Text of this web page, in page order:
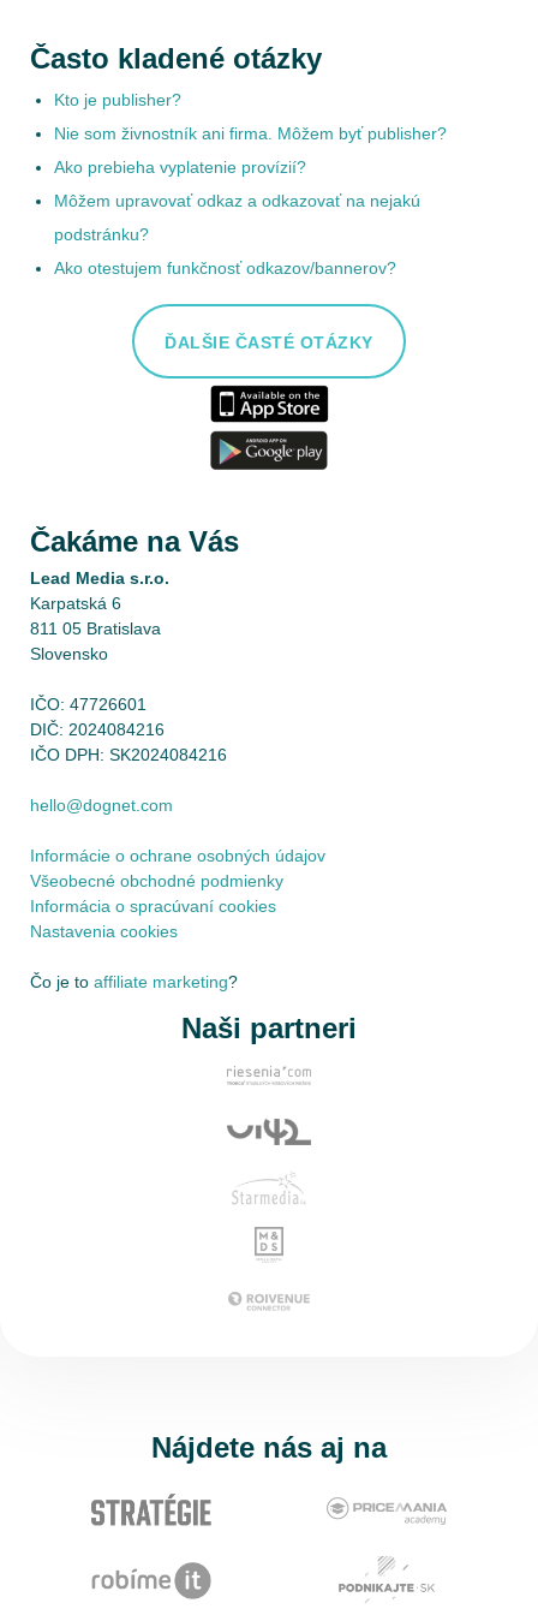
Často kladené otázky
Kto je publisher?
Nie som živnostník ani firma. Môžem byť publisher?
Ako prebieha vyplatenie provízií?
Môžem upravovať odkaz a odkazovať na nejakú
podstránku?
Ako otestujem funkčnosť odkazov/bannerov?
ĎALŠIE ČASTÉ OTÁZKY
Čakáme na Vás
Lead Media s.r.o.
Karpatská 6
811 05 Bratislava
Slovensko
IČO: 47726601
DIČ: 2024084216
IČO DPH: SK2024084216
hello@dognet.com
Informácie o ochrane osobných údajov
Všeobecné obchodné podmienky
Informácia o spracúvaní cookies
Nastavenia cookies
Čo je to affiliate marketing?
Naši partneri
Nájdete nás aj na